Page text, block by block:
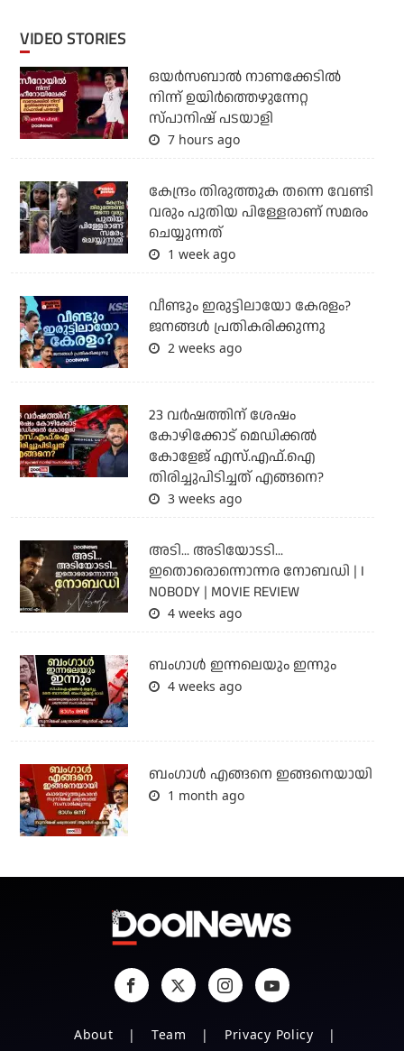
VIDEO STORIES
ഒയര്‍സബാൽ നാണക്കേടിൽ
നിന്ന് ഉയിർത്തെഴുന്നേറ്റ
സ്പാനിഷ് പടയാളി
7 hours ago
കേന്ദ്രം തിരുത്തുക തന്നെ വേണ്ടി
വരും പുതിയ പിള്ളേരാണ് സമരം
ചെയ്യുന്നത്
1 week ago
വീണ്ടും ഇരുട്ടിലായോ കേരളം?
ജനങ്ങൾ പ്രതികരിക്കുന്നു
2 weeks ago
23 വർഷത്തിന് ശേഷം
കോഴിക്കോട് മെഡിക്കൽ
കോളേജ് എസ്.എഫ്.ഐ
തിരിച്ചുപിടിച്ചത് എങ്ങനെ?
3 weeks ago
അടി... അടിയോടടി...
ഇതൊരൊന്നൊന്നര നോബഡി | I
NOBODY | MOVIE REVIEW
4 weeks ago
ബംഗാള്‍ ഇന്നലെയും ഇന്നും
4 weeks ago
ബം​ഗാൾ എങ്ങനെ ഇങ്ങനെയായി
1 month ago
About Team Privacy Policy